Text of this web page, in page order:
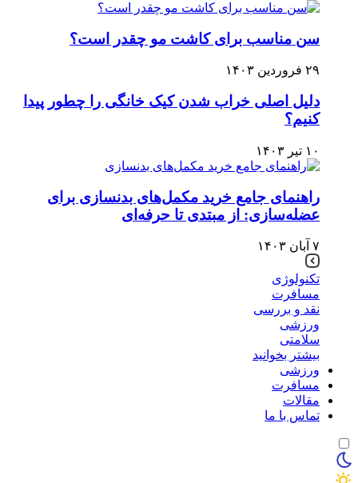
سن مناسب برای کاشت مو چقدر است؟
۲۹ فروردین ۱۴۰۳
دلیل اصلی خراب شدن کیک خانگی را چطور پیدا
کنیم؟
۱۰ تیر ۱۴۰۳
راهنمای جامع خرید مکمل‌های بدنسازی برای
عضله‌سازی: از مبتدی تا حرفه‌ای
۷ آبان ۱۴۰۳
تکنولوژی
مسافرت
نقد و بررسی
ورزشی
سلامتی
بیشتر بخوانید
ورزشی
مسافرت
مقالات
تماس با ما